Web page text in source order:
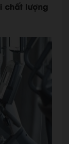
chất lượng